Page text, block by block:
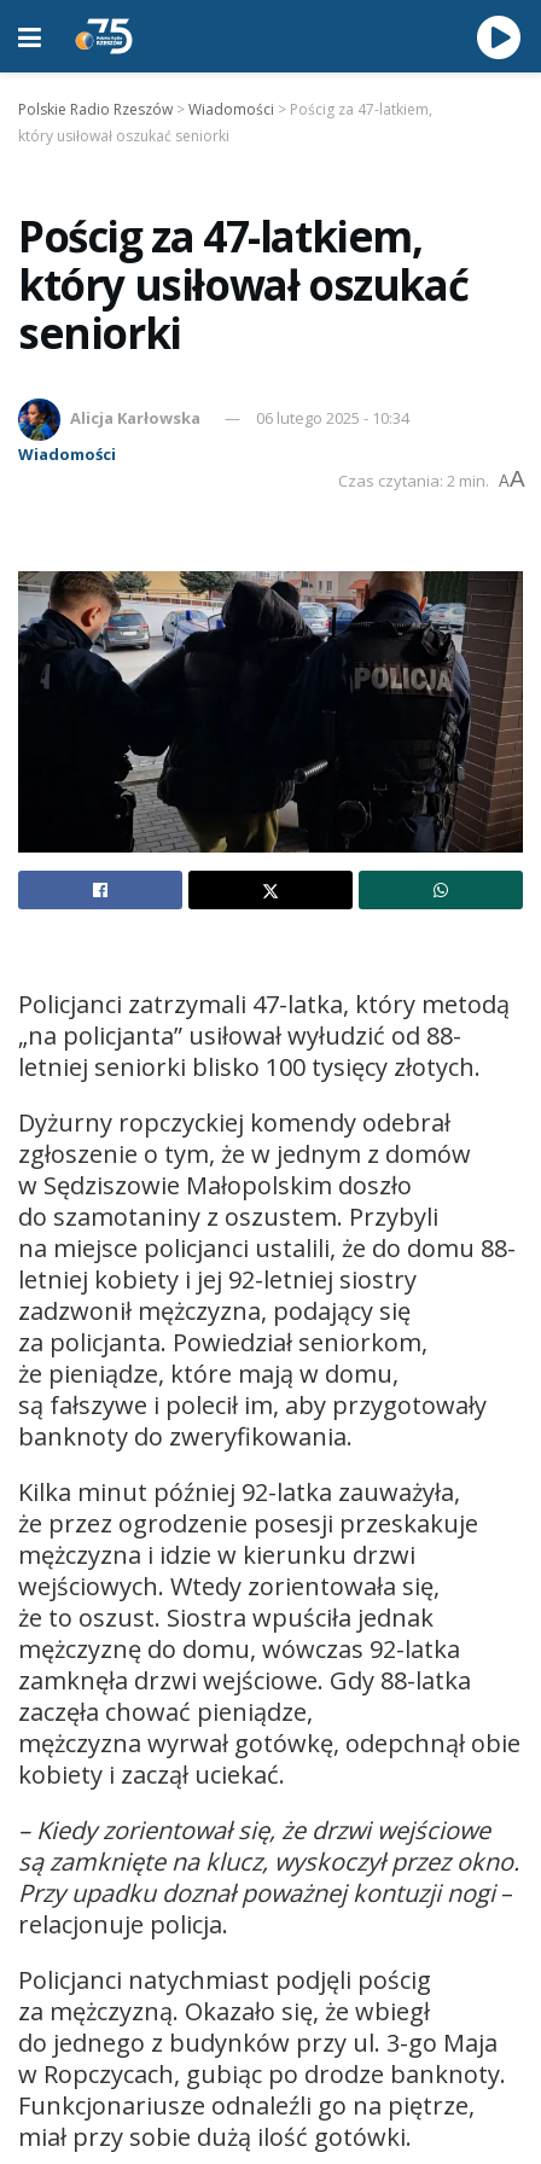
Polskie Radio Rzeszów >Wiadomości > Pościg za 47-latkiem,
który usiłował oszukać seniorki
Pościg za 47-latkiem,
który usiłował oszukać
seniorki
Alicja Karłowska
06 lutego 2025 - 10:34
Wiadomości
Czas czytania: 2 min. AA
Policjanci zatrzymali 47-latka, który metodą
„na policjanta” usiłował wyłudzić od 88-
letniej seniorki blisko 100 tysięcy złotych.
Dyżurny ropczyckiej komendy odebrał
zgłoszenie o tym, że w jednym z domów
w Sędziszowie Małopolskim doszło
do szamotaniny z oszustem. Przybyli
na miejsce policjanci ustalili, że do domu 88-
letniej kobiety i jej 92-letniej siostry
zadzwonił mężczyzna, podający się
za policjanta. Powiedział seniorkom,
że pieniądze, które mają w domu,
są fałszywe i polecił im, aby przygotowały
banknoty do zweryfikowania.
Kilka minut później 92-latka zauważyła,
że przez ogrodzenie posesji przeskakuje
mężczyzna i idzie w kierunku drzwi
wejściowych. Wtedy zorientowała się,
że to oszust. Siostra wpuściła jednak
mężczyznę do domu, wówczas 92-latka
zamknęła drzwi wejściowe. Gdy 88-latka
zaczęła chować pieniądze,
mężczyzna wyrwał gotówkę, odepchnął obie
kobiety i zaczął uciekać.
– Kiedy zorientował się, że drzwi wejściowe
są zamknięte na klucz, wyskoczył przez okno.
Przy upadku doznał poważnej kontuzji nogi–
relacjonuje policja.
Policjanci natychmiast podjęli pościg
za mężczyzną. Okazało się, że wbiegł
do jednego z budynków przy ul. 3-go Maja
w Ropczycach, gubiąc po drodze banknoty.
Funkcjonariusze odnaleźli go na piętrze,
miał przy sobie dużą ilość gotówki.